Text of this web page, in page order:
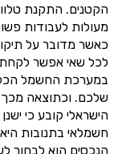
הקטנים. התקנת
מעולות לעבודות
כאשר מדובר על
לכל שאי אפשר לקחת
במערכת החשמל
שלכם. וכתוצאה
הישראלי קובע כי
חשמלאי בתנובות
הנכסים הוא לבחור